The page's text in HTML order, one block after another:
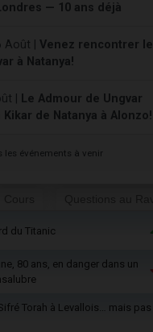
— 10 ans déjà
| Venez rencontrer le
à Natanya!
|
Le Admour de Ungvar
de Natanya à Alonzo!
les événements à venir
du Titanic
80 ans, en danger dans un
Torah à Levallois… mais pas